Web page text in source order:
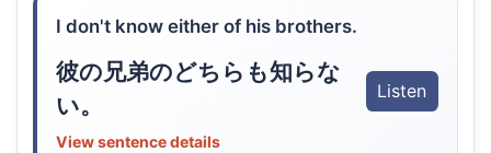
I don't know either of his brothers.
彼の兄弟のどちらも知らな
い。
Listen
View sentence details